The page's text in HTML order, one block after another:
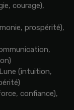
courage),
prospérité),
(intuition,
confiance),